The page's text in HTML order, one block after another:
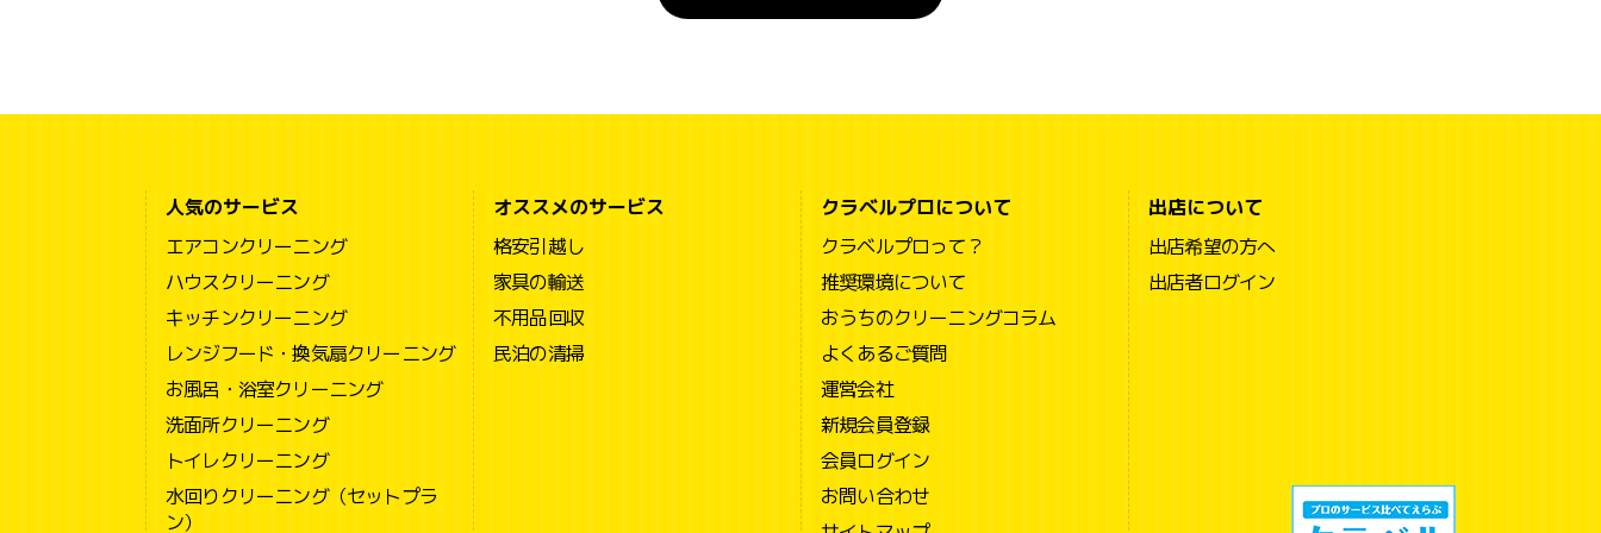
人気のサービス
エアコンクリーニング
ハウスクリーニング
キッチンクリーニング
レンジフード・換気扇クリーニング
お風呂・浴室クリーニング
洗面所クリーニング
トイレクリーニング
水回りクリーニング（セットプラ
ン）
オススメのサービス
格安引越し
家具の輸送
不用品回収
民泊の清掃
クラベルプロについて
クラベルプロって？
推奨環境について
おうちのクリーニングコラム
よくあるご質問
運営会社
新規会員登録
会員ログイン
お問い合わせ
出店について
出店希望の方へ
出店者ログイン